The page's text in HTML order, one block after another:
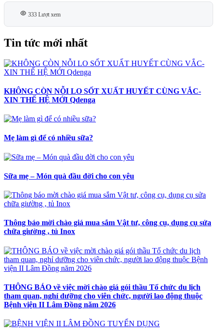
333 Lượt xem
Tin tức mới nhất
KHÔNG CÒN NỖI LO SỐT XUẤT HUYẾT CÙNG VẮC-
XIN THẾ HỆ MỚI Qdenga
Mẹ làm gì để có nhiều sữa?
Sữa mẹ – Món quà đầu đời cho con yêu
Thông báo mời chào giá mua sắm Vật tư, công cụ, dụng cụ sửa
chữa giường , tủ Inox
THÔNG BÁO về việc mời chào giá gói thầu Tổ chức du lịch
tham quan, nghỉ dưỡng cho viên chức, người lao động thuộc
Bệnh viện II Lâm Đồng năm 2026